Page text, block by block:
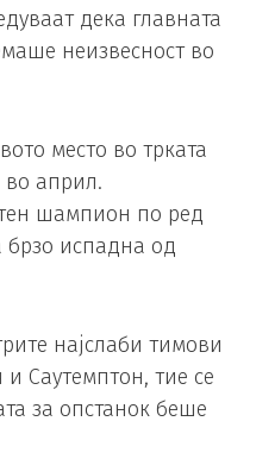
дека главната
неизвесност во
место во трката
во април.
шампион по ред
брзо испадна од
најслаби тимови
Саутемптон, тие се
за опстанок беше